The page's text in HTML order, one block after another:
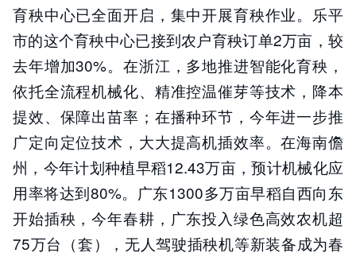
育秧中心已全面开启，集中开展育秧作业。乐平
市的这个育秧中心已接到农户育秧订单2万亩，较
去年增加30%。在浙江，多地推进智能化育秧，
依托全流程机械化、精准控温催芽等技术，降本
提效、保障出苗率；在播种环节，今年进一步推
广定向定位技术，大大提高机插效率。在海南儋
州，今年计划种植早稻12.43万亩，预计机械化应
用率将达到80%。广东1300多万亩早稻自西向东
开始插秧，今年春耕，广东投入绿色高效农机超
75万台（套），无人驾驶插秧机等新装备成为春